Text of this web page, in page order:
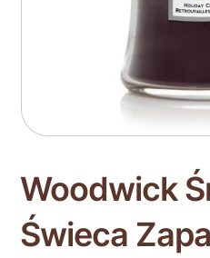
Woodwick
Świeca